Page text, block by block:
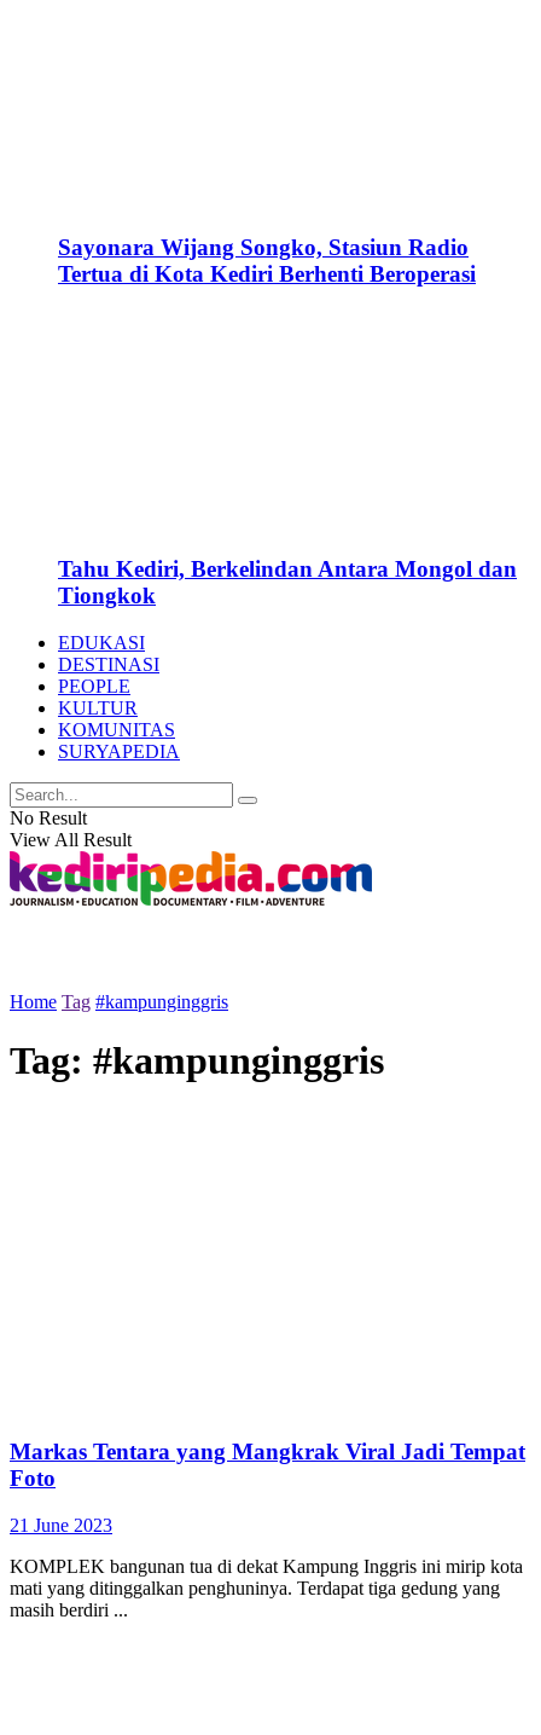
Sayonara Wijang Songko, Stasiun Radio
Tertua di Kota Kediri Berhenti Beroperasi
Tahu Kediri, Berkelindan Antara Mongol dan
Tiongkok
EDUKASI
DESTINASI
PEOPLE
KULTUR
KOMUNITAS
SURYAPEDIA
No Result
View All Result
Home Tag #kampunginggris
Tag: #kampunginggris
Markas Tentara yang Mangkrak Viral Jadi Tempat
Foto
21 June 2023
KOMPLEK bangunan tua di dekat Kampung Inggris ini mirip kota
mati yang ditinggalkan penghuninya. Terdapat tiga gedung yang
masih berdiri ...